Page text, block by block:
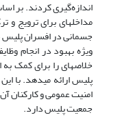
اندازه‌گیری کردند. بر
مداخله­ای برای ترویج و
جسمانی در افسران پلیس
ویژه بهبود در انجام
خلاصه­ای را برای کمک
پلیس ارائه می­دهد. با
امنیت عمومی و کارکنان
جمعیت پلیس دارد.